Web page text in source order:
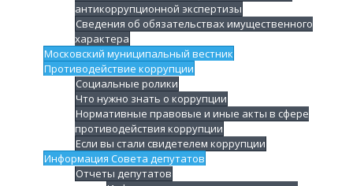
антикоррупционной экспертизы
Сведения об обязательствах имущественного
характера
Московский муниципальный вестник
Противодействие коррупции
Социальные ролики
Что нужно знать о коррупции
Нормативные правовые и иные акты в сфере
противодействия коррупции
Если вы стали свидетелем коррупции
Информация Совета депутатов
Отчеты депутатов